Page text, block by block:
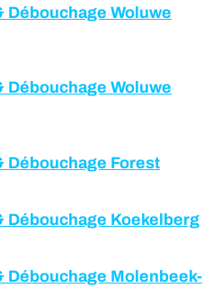
Débouchage Woluwe
Débouchage Woluwe
Débouchage Forest
Débouchage Koekelberg
Débouchage Molenbeek-